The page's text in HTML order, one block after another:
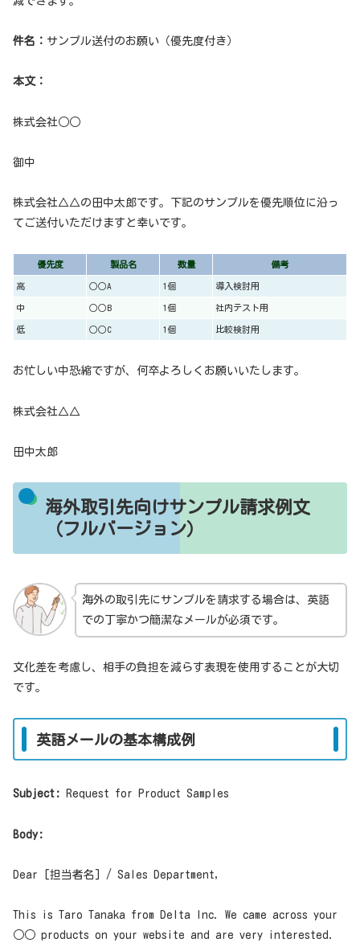
件名： サンプル送付のお願い（優先度付き）
本文：
株式会社○○
御中
株式会社△△の田中太郎です。下記のサンプルを優先順位に沿っ
てご送付いただけますと幸いです。
優先度 製品名 数量 備考
高 ○○A 1個 導入検討用
中 ○○B 1個 社内テスト用
低 ○○C 1個 比較検討用
お忙しい中恐縮ですが、何卒よろしくお願いいたします。
株式会社△△
田中太郎
海外取引先向けサンプル請求例文
（フルバージョン）
海外の取引先にサンプルを請求する場合は、英語
での丁寧かつ簡潔なメールが必須です。
文化差を考慮し、相手の負担を減らす表現を使用することが大切
です。
英語メールの基本構成例
Subject: Request for Product Samples
Body:
Dear [担当者名] / Sales Department,
This is Taro Tanaka from Delta Inc. We came across your
○○ products on your website and are very interested.